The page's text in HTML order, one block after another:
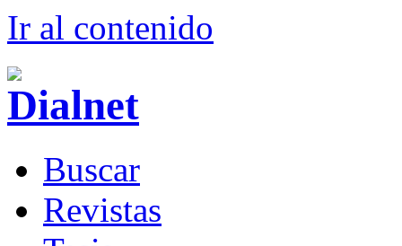
Ir al contenido
Buscar
Revistas